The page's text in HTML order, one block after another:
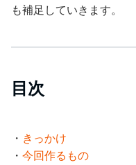
も補足していきます。
目次
・ きっかけ
・ 今回作るもの